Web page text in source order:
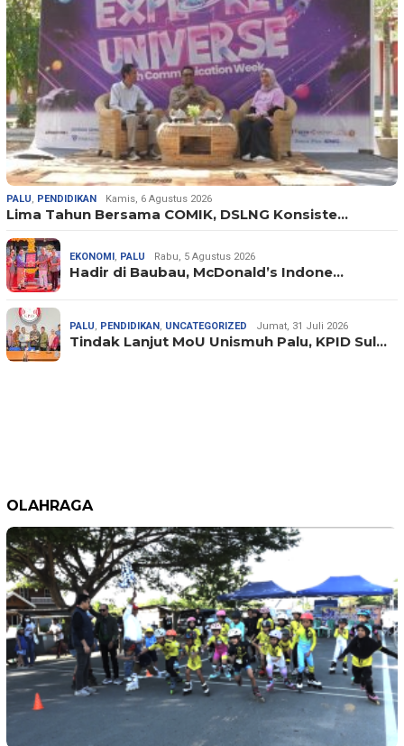
PALU, PENDIDIKAN Kamis, 6 Agustus 2026
Lima Tahun Bersama COMIK, DSLNG Konsiste…
EKONOMI , PALU Rabu, 5 Agustus 2026
Hadir di Baubau, McDonald’s Indone…
PALU, PENDIDIKAN , UNCATEGORIZED Jumat, 31 Juli 2026
Tindak Lanjut MoU Unismuh Palu, KPID Sul…
OLAHRAGA